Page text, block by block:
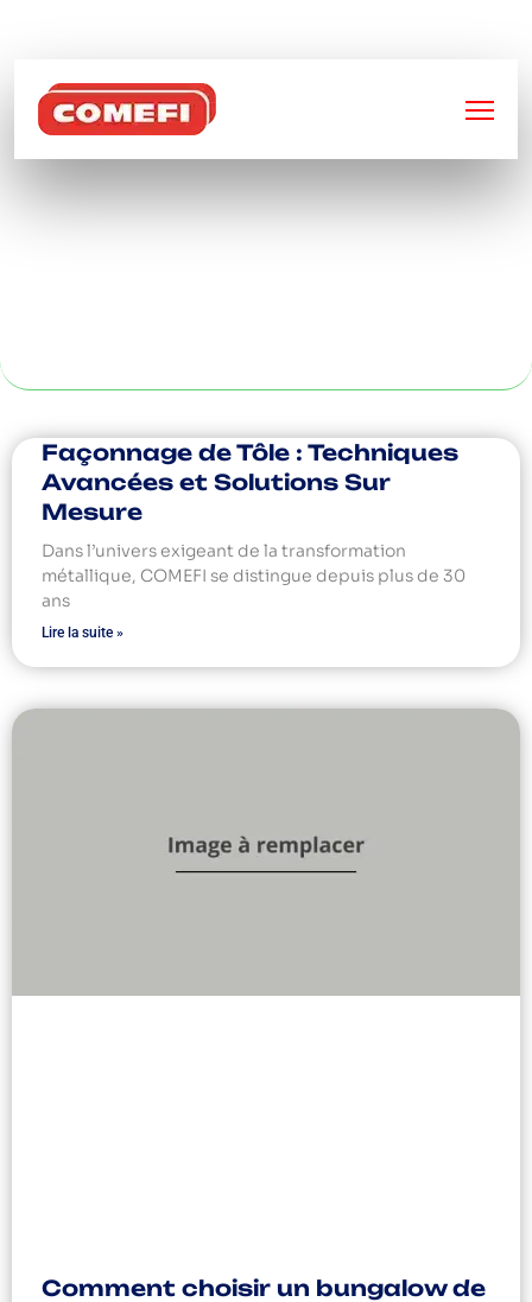
DÉCOUPE ACIER
Façonnage de Tôle : Techniques
Avancées et Solutions Sur
Mesure
Dans l’univers exigeant de la transformation
métallique, COMEFI se distingue depuis plus de 30
ans
Lire la suite »
Comment choisir un bungalow de